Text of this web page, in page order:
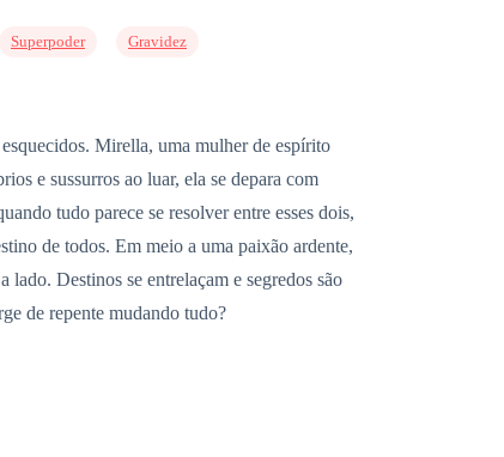
Superpoder Gravidez
Mirella, uma mulher de espírito
e sussurros ao luar, ela se depara com
tudo parece se resolver entre esses dois,
de todos. Em meio a uma paixão ardente,
Destinos se entrelaçam e segredos são
de repente mudando tudo?